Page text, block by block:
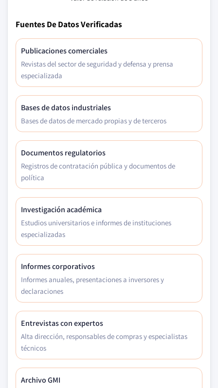
Fuentes De Datos Verificadas
Publicaciones comerciales
Revistas del sector de seguridad y defensa y prensa
especializada
Bases de datos industriales
Bases de datos de mercado propias y de terceros
Documentos regulatorios
Registros de contratación pública y documentos de
política
Investigación académica
Estudios universitarios e informes de instituciones
especializadas
Informes corporativos
Informes anuales, presentaciones a inversores y
declaraciones
Entrevistas con expertos
Alta dirección, responsables de compras y especialistas
técnicos
Archivo GMI